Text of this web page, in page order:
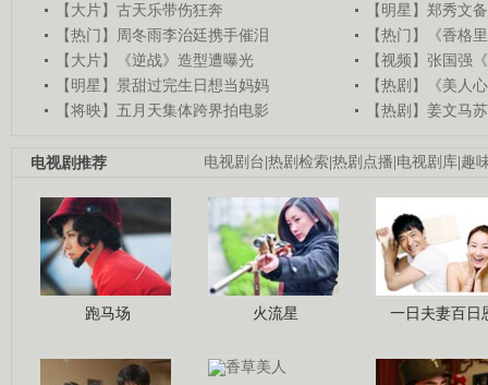
【大片】古天乐带伤狂奔
【明星】郑秀文
【热门】周冬雨李治廷携手催泪
【热门】《香格
【大片】《逆战》造型遭曝光
【视频】张国强
【明星】景甜过完生日想当妈妈
【热剧】《美人
【将映】五月天集体跨界拍电影
【热剧】姜文马
电视剧台 热剧检索 热剧点播 电视剧库 趣
电视剧推荐
跑马场 火流星 一日夫妻百日